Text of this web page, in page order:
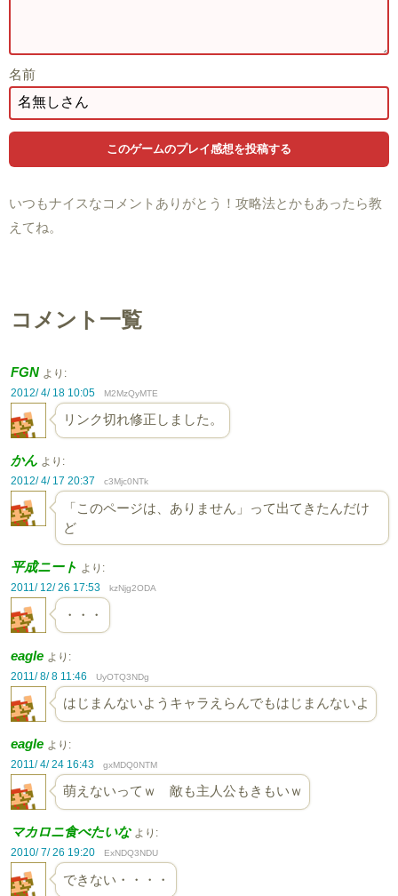
名前
いつもナイスなコメントありがとう！攻略法とかもあったら教
えてね。
コメント一覧
FGN より:
2012/ 4/ 18 10:05
M2MzQyMTE
リンク切れ修正しました。
かん より:
2012/ 4/ 17 20:37
c3Mjc0NTk
「このページは、ありません」って出てきたんだけ
ど
平成ニート より:
2011/ 12/ 26 17:53
kzNjg2ODA
・・・
eagle より:
2011/ 8/ 8 11:46
UyOTQ3NDg
はじまんないようキャラえらんでもはじまんないよ
eagle より:
2011/ 4/ 24 16:43
gxMDQ0NTM
萌えないってｗ 敵も主人公もきもいｗ
マカロニ食べたいな より:
2010/ 7/ 26 19:20
ExNDQ3NDU
できない・・・・